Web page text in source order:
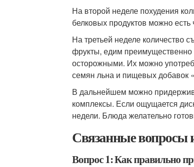
На второй неделе похудения
белковых продуктов можно есть
На третьей неделе количество
фрукты, едим преимущественно
осторожными. Их можно
семян льна и пищевых добавок
В дальнейшем можно
комплексы. Если ощущается
недели. Блюда желательно
Связанные вопросы
Вопрос 1: Как правильно